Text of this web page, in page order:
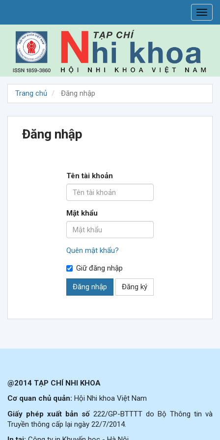
##plugins.themes.vojs.accessible_menu.main_navigation##
##plugins.themes.vojs.accessible_menu.main_content##
##plugins.themes.vojs.accessible_menu.sidebar##
Trang chủ Đăng nhập
Đăng nhập
Tên tài khoản
Mật khẩu
Quên mật khẩu?
Giữ đăng nhập
Đăng nhập Đăng ký
@2014 TẠP CHÍ NHI KHOA
Cơ quan chủ quản: Hội Nhi khoa Việt Nam
Giấy phép xuất bản số222/GP-BTTTT do Bộ Thông tin và
Truyền thông cấp lại ngày 22/7/2014.